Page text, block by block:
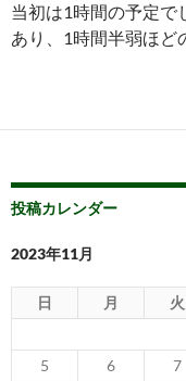
当初は1時間の予定で
あり、1時間半弱ほど
投稿カレンダー
2023年11月
日 月 火
5
6 7